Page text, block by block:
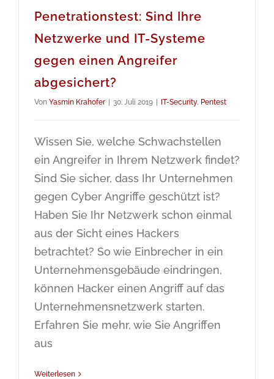
Penetrationstest: Sind Ihre
Netzwerke und IT-Systeme
gegen einen Angreifer
abgesichert?
Von Yasmin Krahofer 30. Juli 2019 IT-Security, Pentest
Wissen Sie, welche Schwachstellen
ein Angreifer in Ihrem Netzwerk findet?
Sind Sie sicher, dass Ihr Unternehmen
gegen Cyber Angriffe geschützt ist?
Haben Sie Ihr Netzwerk schon einmal
aus der Sicht eines Hackers
betrachtet? So wie Einbrecher in ein
Unternehmensgebäude eindringen,
können Hacker einen Angriff auf das
Unternehmensnetzwerk starten.
Erfahren Sie mehr, wie Sie Angriffen
aus
Weiterlesen